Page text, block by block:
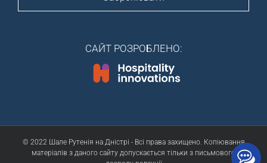
САЙТ РОЗРОБЛЕНО:
© 2022 Шале Рутенія на Дністрі - Всі права захищено. Копіювання
матеріалів з даного сайту допускається тільки з письмового